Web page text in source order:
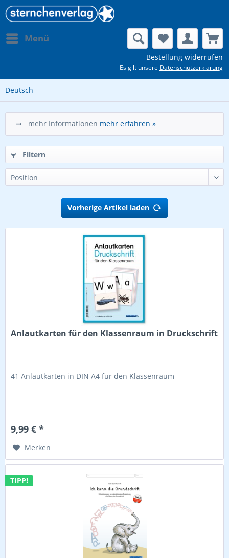
Menü
Bestellung widerrufen
Es gilt unsere Datenschutzerklärung
Deutsch
➞ mehr Informationen mehr erfahren »
Filtern
Vorherige Artikel laden
Anlautkarten für den Klassenraum in Druckschrift
41 Anlautkarten in DIN A4 für den Klassenraum
9,99 € *
Merken
TIPP!